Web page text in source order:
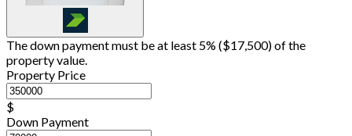
The down payment must be at least 5% ($17,500) of the
property value.
Property Price
$
Down Payment